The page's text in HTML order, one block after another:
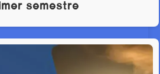
semestre